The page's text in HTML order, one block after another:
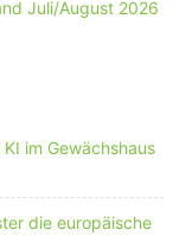
im Gewächshaus
die europäische